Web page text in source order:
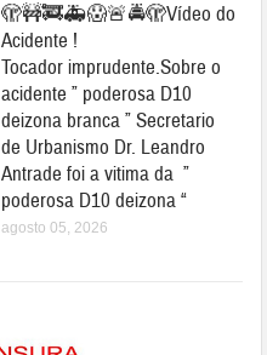
🫣🚧🚒🚑😱🚨🚔🫣Vídeo do
Acidente !
Tocador imprudente.Sobre o
acidente ” poderosa D10
deizona branca ” Secretario
de Urbanismo Dr. Leandro
Antrade foi a vitima da ”
poderosa D10 deizona “
agosto 05, 2026